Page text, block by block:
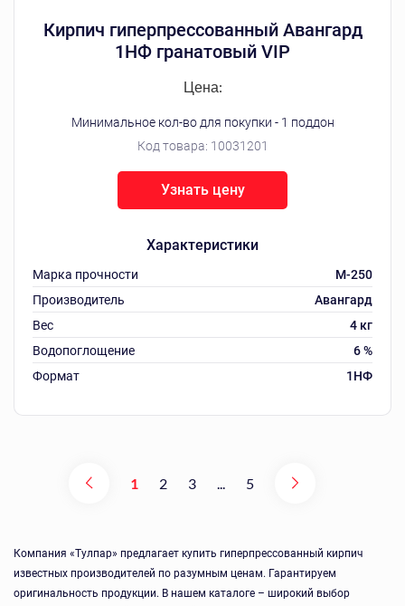
Кирпич гиперпрессованный Авангард
1НФ гранатовый VIP
Код товара: 10031201
Цена:
Минимальное кол-во для покупки - 1 поддон
Характеристики
Марка прочности
М-250
Производитель
Авангард
Вес
4 кг
Водопоглощение
6 %
Формат
1НФ
Узнать цену
1 2 3 5
Компания «Тулпар» предлагает купить гиперпрессованный кирпич
известных производителей по разумным ценам. Гарантируем
оригинальность продукции. В нашем каталоге – широкий выбор